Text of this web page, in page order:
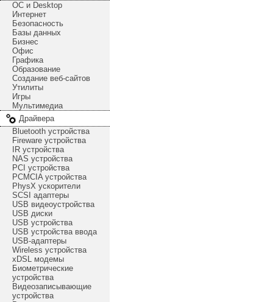
ОС и Desktop
Интернет
Безопасность
Базы данных
Бизнес
Офис
Графика
Образование
Создание веб-сайтов
Утилиты
Игры
Мультимедиа
Драйвера
Bluetooth устройства
Fireware устройства
IR устройства
NAS устройства
PCI устройства
PCMCIA устройства
PhysX ускорители
SCSI адаптеры
USB видеоустройства
USB диски
USB устройства
USB устройства ввода
USB-адаптеры
Wireless устройства
xDSL модемы
Биометрические
устройства
Видеозаписывающие
устройства